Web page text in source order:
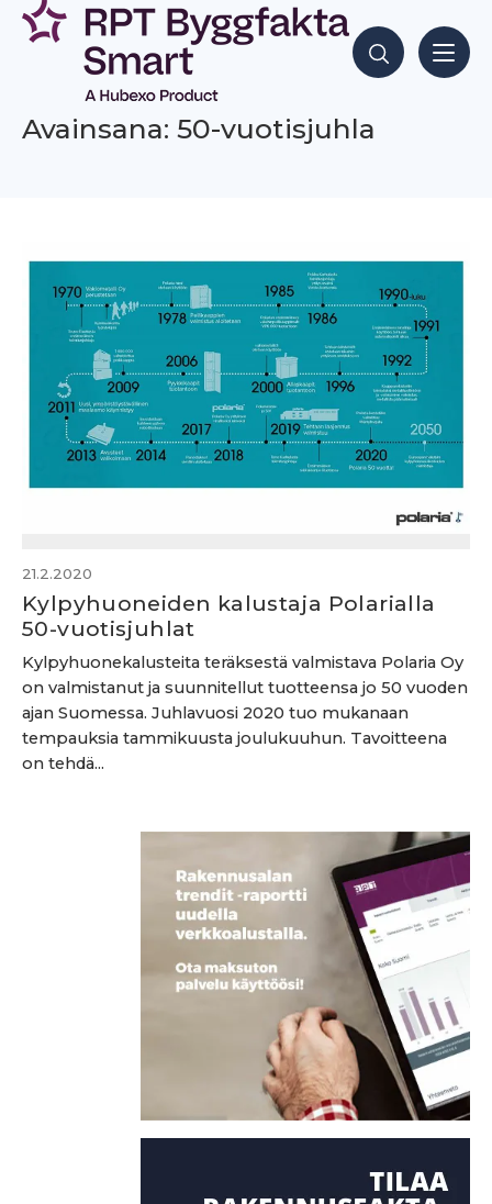
Siirry
sisältöön
Hae sisältöjä
Avainsana: 50-vuotisjuhla
21.2.2020
Kylpyhuoneiden kalustaja Polarialla
50-vuotisjuhlat
Kylpyhuonekalusteita teräksestä valmistava Polaria Oy
on valmistanut ja suunnitellut tuotteensa jo 50 vuoden
ajan Suomessa. Juhlavuosi 2020 tuo mukanaan
tempauksia tammikuusta joulukuuhun. Tavoitteena
on tehdä...